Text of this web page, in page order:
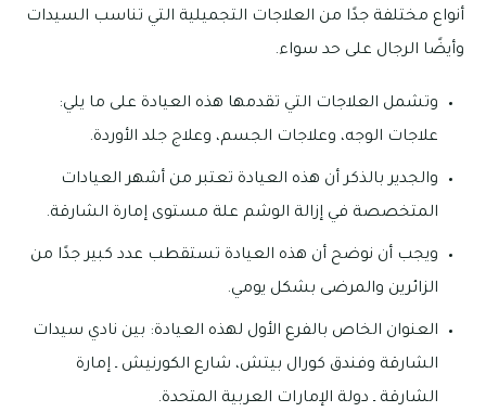
أنواع مختلفة جدًا من العلاجات التجميلية التي تناسب السيدات
وأيضًا الرجال على حد سواء.
وتشمل العلاجات التي تقدمها هذه العيادة على ما يلي:
علاجات الوجه، وعلاجات الجسم، وعلاج جلد الأوردة.
والجدير بالذكر أن هذه العيادة تعتبر من أشهر العيادات
المتخصصة في إزالة الوشم علة مستوى إمارة الشارقة.
ويجب أن نوضح أن هذه العيادة تستقطب عدد كبير جدًا من
الزائرين والمرضى بشكل يومي.
العنوان الخاص بالفرع الأول لهذه العيادة: بين نادي سيدات
الشارقة وفندق كورال بيتش، شارع الكورنيش ـ إمارة
الشارقة ـ دولة الإمارات العربية المتحدة.